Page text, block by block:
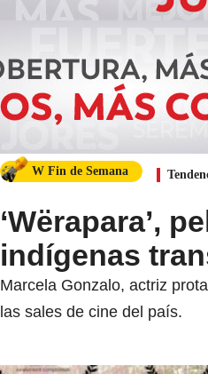
W Fin de Semana
‘Wërapara’,
indígenas
Marcela Gonzalo, actriz
las sales de cine del país.